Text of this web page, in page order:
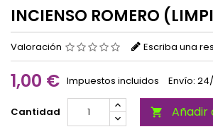
INCIENSO ROMERO
Valoración Escriba una
1,00 € Impuestos incluidos Envío:
Cantidad  Añadir